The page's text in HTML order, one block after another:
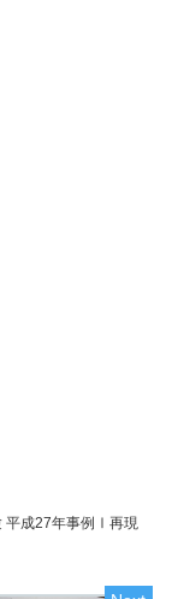
平成27年事例Ⅰ再現